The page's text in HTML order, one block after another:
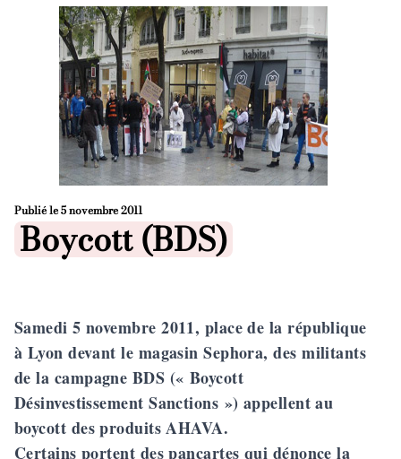
Publié le5 novembre 2011
Posted in
Boycott (BDS)
Samedi 5 novembre 2011, place de la république
à Lyon devant le magasin Sephora, des militants
de la campagne BDS (« Boycott
Désinvestissement Sanctions ») appellent au
boycott des produits AHAVA.
Certains portent des pancartes qui dénonce la